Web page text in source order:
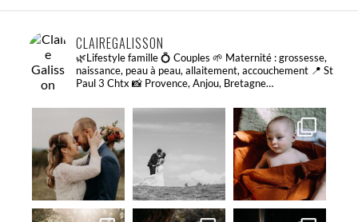
CLAIREGALISSON
🌿Lifestyle famille 💍 Couples 🌱 Maternité : grossesse,
naissance, peau à peau, allaitement, accouchement 📍 St
Paul 3 Chtx📸 Provence, Anjou, Bretagne…